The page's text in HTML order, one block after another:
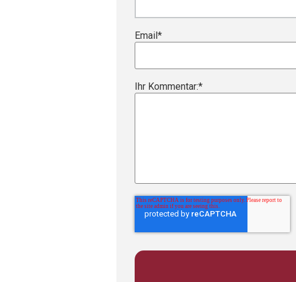
Email*
Ihr Kommentar:*